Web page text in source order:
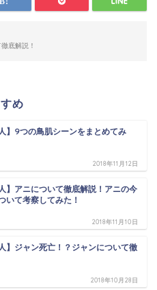
底解説！
め
】9つの鳥肌シーンをまとめてみ
2018年11月12日
】アニについて徹底解説！アニの今
いて考察してみた！
2018年11月10日
】ジャン死亡！？ジャンについて徹
2018年10月28日